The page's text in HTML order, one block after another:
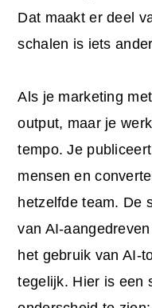
Dat maakt er deel
schalen is iets
Als je marketing
output, maar je
tempo. Je
mensen en
hetzelfde team. De
van AI-aangedreven
het gebruik van AI-
tegelijk. Hier is een